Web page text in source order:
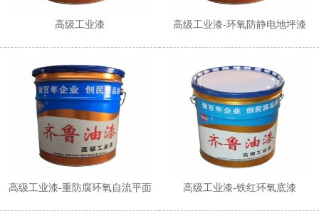
高级工业漆 高级工业漆-环氧防静电地坪漆
高级工业漆-重防腐环氧自流平面
高级工业漆-铁红环氧底漆